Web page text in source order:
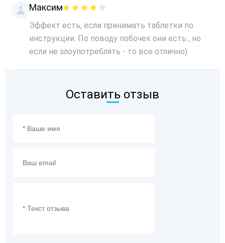
Максим
Эффект есть, если принимать таблетки по
инструкции. По поводу побочек они есть , но
если не злоупотреблять - то все отлично)
Оставить отзыв